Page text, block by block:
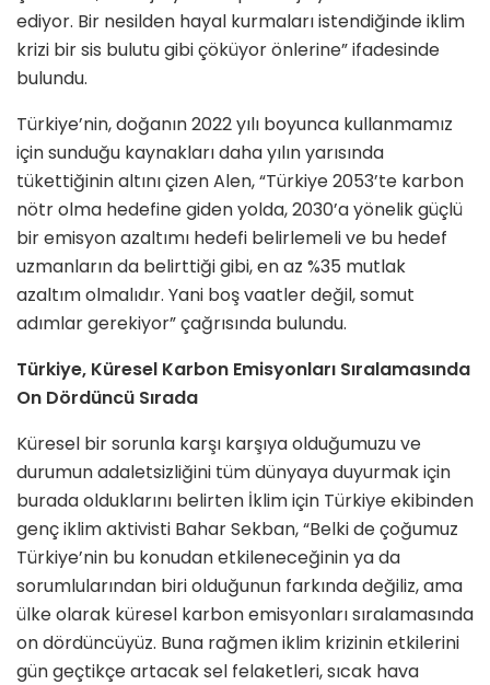
ediyor. Bir nesilden hayal kurmaları istendiğinde iklim
krizi bir sis bulutu gibi çöküyor önlerine” ifadesinde
bulundu.
Türkiye’nin, doğanın 2022 yılı boyunca kullanmamız
için sunduğu kaynakları daha yılın yarısında
tükettiğinin altını çizen Alen, “Türkiye 2053’te karbon
nötr olma hedefine giden yolda, 2030’a yönelik güçlü
bir emisyon azaltımı hedefi belirlemeli ve bu hedef
uzmanların da belirttiği gibi, en az %35 mutlak
azaltım olmalıdır. Yani boş vaatler değil, somut
adımlar gerekiyor” çağrısında bulundu.
Türkiye, Küresel Karbon Emisyonları Sıralamasında
On Dördüncü Sırada
Küresel bir sorunla karşı karşıya olduğumuzu ve
durumun adaletsizliğini tüm dünyaya duyurmak için
burada olduklarını belirten İklim için Türkiye ekibinden
genç iklim aktivisti Bahar Sekban, “Belki de çoğumuz
Türkiye’nin bu konudan etkileneceğinin ya da
sorumlularından biri olduğunun farkında değiliz, ama
ülke olarak küresel karbon emisyonları sıralamasında
on dördüncüyüz. Buna rağmen iklim krizinin etkilerini
gün geçtikçe artacak sel felaketleri, sıcak hava